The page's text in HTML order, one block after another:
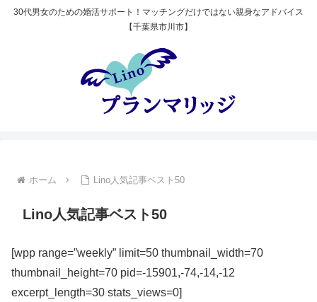
30代男女のための婚活サポート！マッチングだけではない親身なアドバイス
【千葉県市川市】
ホーム Lino人気記事ベスト50
Lino人気記事ベスト50
[wpp range=”weekly” limit=50 thumbnail_width=70
thumbnail_height=70 pid=-15901,-74,-14,-12
excerpt_length=30 stats_views=0]